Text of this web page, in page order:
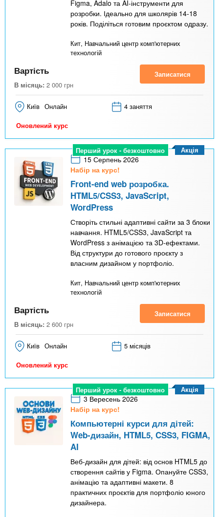
Figma, Adalo та AI-інструменти для
розробки. Ідеально для школярів 14-18
років. Поділіться готовим проєктом одразу.
Кит, Навчальний центр комп'ютерних
технологій
Вартість
В місяць: 2 000 грн
Записатися
Київ Онлайн 4 заняття
Оновлений курс
Перший урок - безкоштовно
15 Серпень 2026
Набір на курс!
Front-end web розробка.
HTML5/CSS3, JavaScript,
WordPress
Створіть стильні адаптивні сайти за 3 блоки
навчання. HTML5/CSS3, JavaScript та
WordPress з анімацією та 3D-ефектами.
Від структури до готового проєкту з
власним дизайном у портфоліо.
Кит, Навчальний центр комп'ютерних
технологій
Акція
Вартість
В місяць: 2 600 грн
Записатися
Київ Онлайн 5 місяців
Оновлений курс
Перший урок - безкоштовно
3 Вересень 2026
Набір на курс!
Компьютерні курси для дітей:
Web-дизайн, HTML5, CSS3, FIGMA,
AI
Веб-дизайн для дітей: від основ HTML5 до
створення сайтів у Figma. Опануйте CSS3,
анімацію та адаптивні макети. 8
практичних проєктів для портфоліо юного
дизайнера.
Акція